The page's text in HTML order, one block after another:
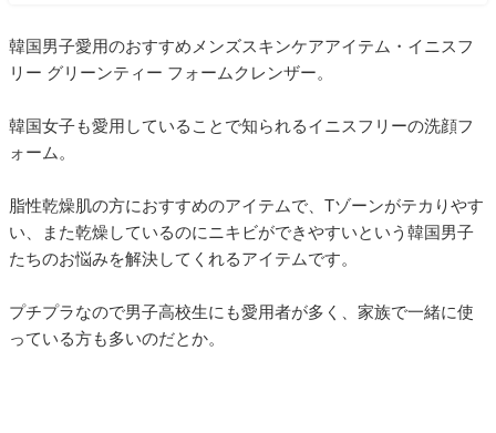
韓国男子愛用のおすすめメンズスキンケアアイテム・イニスフ
リー グリーンティー フォームクレンザー。
韓国女子も愛用していることで知られるイニスフリーの洗顔フ
ォーム。
脂性乾燥肌の方におすすめのアイテムで、Tゾーンがテカりやす
い、また乾燥しているのにニキビができやすいという韓国男子
たちのお悩みを解決してくれるアイテムです。
プチプラなので男子高校生にも愛用者が多く、家族で一緒に使
っている方も多いのだとか。